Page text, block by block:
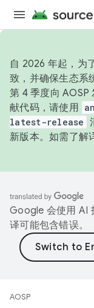
自 2026 年起，为
致，并确保生态系
第 4 季度向 AOSP
献代码，请使用
latest-release
新版本。如需了解
Google 会使用 AI
译可能包含错误。
AOSP